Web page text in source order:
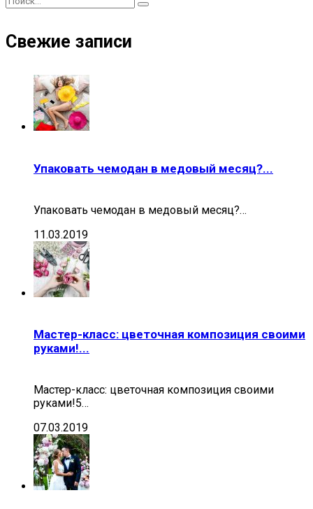
Свежие записи
Упаковать чемодан в медовый месяц?...
Упаковать чемодан в медовый месяц?…
11.03.2019
Мастер-класс: цветочная композиция своими
руками!...
Мастер-класс: цветочная композиция своими
руками!5…
07.03.2019